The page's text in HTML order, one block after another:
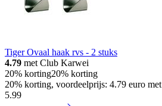
Tiger Ovaal haak rvs - 2 stuks
4.79 met Club Karwei
20% korting20% korting
20% korting, voordeelprijs: 4.79 euro
5.99